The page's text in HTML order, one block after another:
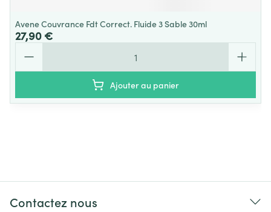
Avene Couvrance Fdt Correct. Fluide 3 Sable 30ml
27,90 €
Ajouter au panier
Contactez nous